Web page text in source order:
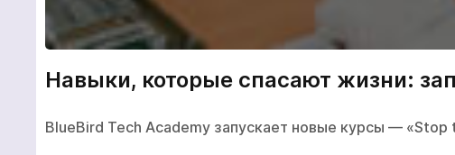
Навыки, которые спасают жизни:
BlueBird Tech Academy запускает новые курсы —